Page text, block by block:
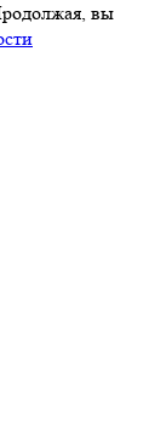
вы